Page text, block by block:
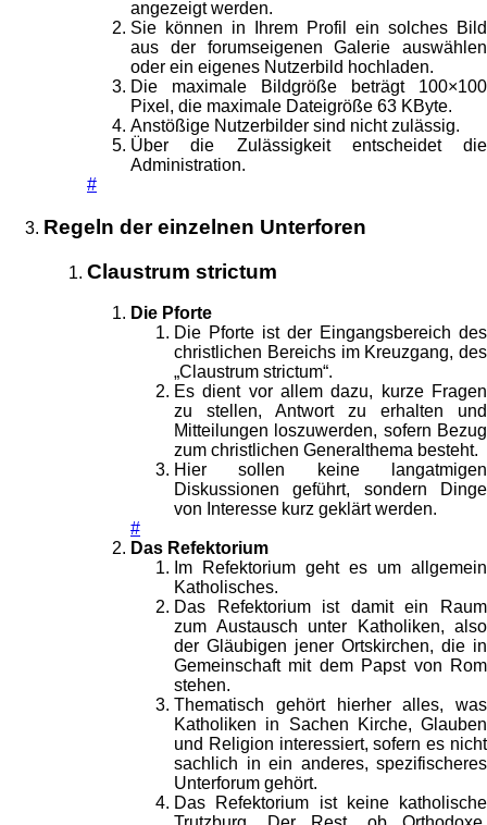
angezeigt werden.
Sie können in Ihrem Profil ein solches Bild
aus der forumseigenen Galerie auswählen
oder ein eigenes Nutzerbild hochladen.
Die maximale Bildgröße beträgt 100×100
Pixel, die maximale Dateigröße 63 KByte.
Anstößige Nutzerbilder sind nicht zulässig.
Über die Zulässigkeit entscheidet die
Administration.
#
Regeln der einzelnen Unterforen
Claustrum strictum
Die Pforte
Die Pforte ist der Eingangsbereich des
christlichen Bereichs im Kreuzgang, des
„Claustrum strictum“.
Es dient vor allem dazu, kurze Fragen
zu stellen, Antwort zu erhalten und
Mitteilungen loszuwerden, sofern Bezug
zum christlichen Generalthema besteht.
Hier sollen keine langatmigen
Diskussionen geführt, sondern Dinge
von Interesse kurz geklärt werden.
#
Das Refektorium
Im Refektorium geht es um allgemein
Katholisches.
Das Refektorium ist damit ein Raum
zum Austausch unter Katholiken, also
der Gläubigen jener Ortskirchen, die in
Gemeinschaft mit dem Papst von Rom
stehen.
Thematisch gehört hierher alles, was
Katholiken in Sachen Kirche, Glauben
und Religion interessiert, sofern es nicht
sachlich in ein anderes, spezifischeres
Unterforum gehört.
Das Refektorium ist keine katholische